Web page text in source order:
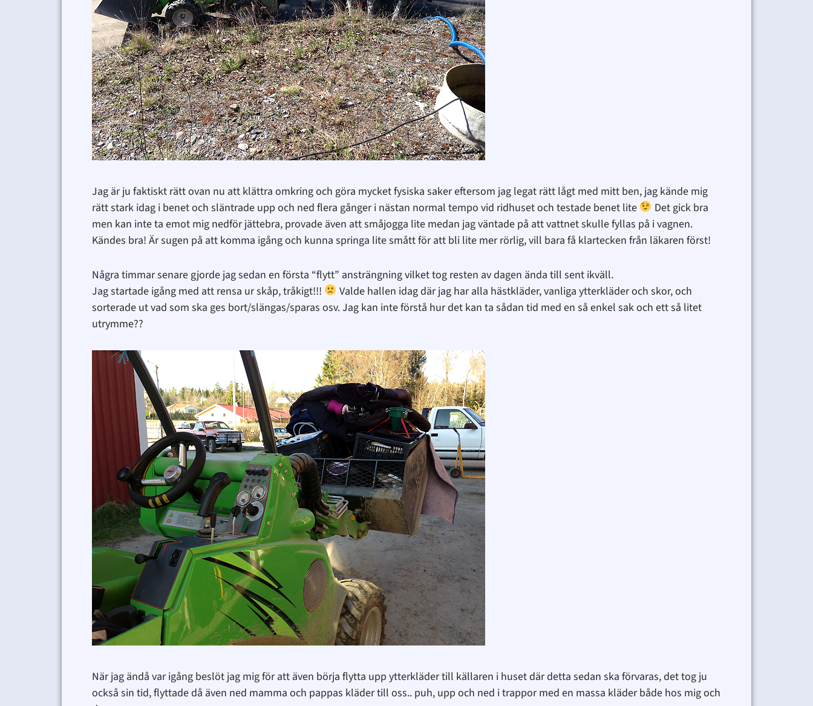
Jag är ju faktiskt rätt ovan nu att klättra omkring och göra mycket fysiska saker eftersom jag legat rätt lågt med mitt ben, jag kände mig
rätt stark idag i benet och släntrade upp och ned flera gånger i nästan normal tempo vid ridhuset och testade benet lite
Det gick bra
men kan inte ta emot mig nedför jättebra, provade även att småjogga lite medan jag väntade på att vattnet skulle fyllas på i vagnen.
Kändes bra! Är sugen på att komma igång och kunna springa lite smått för att bli lite mer rörlig, vill bara få klartecken från läkaren först!
Några timmar senare gjorde jag sedan en första “flytt” ansträngning vilket tog resten av dagen ända till sent ikväll.
Jag startade igång med att rensa ur skåp, tråkigt!!!
Valde hallen idag där jag har alla hästkläder, vanliga ytterkläder och skor, och
sorterade ut vad som ska ges bort/slängas/sparas osv. Jag kan inte förstå hur det kan ta sådan tid med en så enkel sak och ett så litet
utrymme??
När jag ändå var igång beslöt jag mig för att även börja flytta upp ytterkläder till källaren i huset där detta sedan ska förvaras, det tog ju
också sin tid, flyttade då även ned mamma och pappas kläder till oss.. puh, upp och ned i trappor med en massa kläder både hos mig och